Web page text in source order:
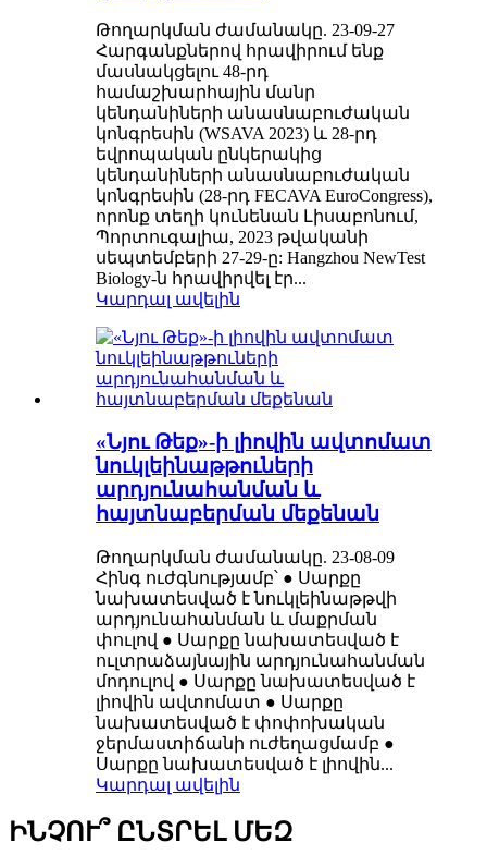
Թողարկման ժամանակը. 23-09-27
Հարգանքներով հրավիրում ենք
մասնակցելու 48-րդ
համաշխարհային մանր
կենդանիների անասնաբուժական
կոնգրեսին (WSAVA 2023) և 28-րդ
եվրոպական ընկերակից
կենդանիների անասնաբուժական
կոնգրեսին (28-րդ FECAVA EuroCongress),
որոնք տեղի կունենան Լիսաբոնում,
Պորտուգալիա, 2023 թվականի
սեպտեմբերի 27-29-ը: Hangzhou NewTest
Biology-ն հրավիրվել էր...
Կարդալ ավելին
«Նյու Թեք»-ի լիովին ավտոմատ
նուկլեինաթթուների
արդյունահանման և
հայտնաբերման մեքենան
Թողարկման ժամանակը. 23-08-09
Հինգ ուժգնությամբ՝ ● Սարքը
նախատեսված է նուկլեինաթթվի
արդյունահանման և մաքրման
փուլով ● Սարքը նախատեսված է
ուլտրաձայնային արդյունահանման
մոդուլով ● Սարքը նախատեսված է
լիովին ավտոմատ ● Սարքը
նախատեսված է փոփոխական
ջերմաստիճանի ուժեղացմամբ ●
Սարքը նախատեսված է լիովին...
Կարդալ ավելին
ԻՆՉՈՒ՞ ԸՆՏՐԵԼ ՄԵԶ